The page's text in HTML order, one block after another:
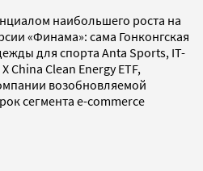
наибольшего роста на
«Финама»: сама Гонконгская
для спорта Anta Sports, IT-
China Clean Energy ETF,
возобновляемой
сегмента e-commerce